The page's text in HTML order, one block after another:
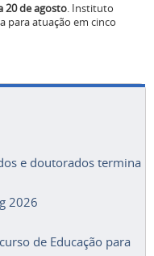
20 de agosto. Instituto
para atuação em cinco
e doutorados termina
2026
de Educação para